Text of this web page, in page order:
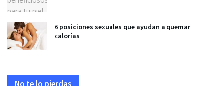
6 posiciones sexuales que ayudan a quemar
calorías
No te lo pierdas